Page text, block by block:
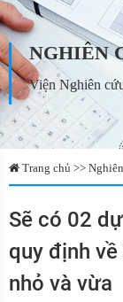
NGHIÊN
Viện Nghiên
Trang chủ >>
Sẽ có 02
quy định
nhỏ và vừa